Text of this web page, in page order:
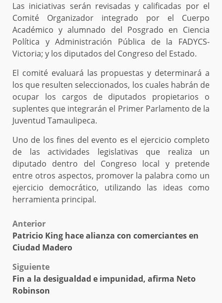
Las iniciativas serán revisadas y calificadas por el
Comité Organizador integrado por el Cuerpo
Académico y alumnado del Posgrado en Ciencia
Política y Administración Pública de la FADYCS-
Victoria; y los diputados del Congreso del Estado.
El comité evaluará las propuestas y determinará a
los que resulten seleccionados, los cuales habrán de
ocupar los cargos de diputados propietarios o
suplentes que integrarán el Primer Parlamento de la
Juventud Tamaulipeca.
Uno de los fines del evento es el ejercicio completo
de las actividades legislativas que realiza un
diputado dentro del Congreso local y pretende
entre otros aspectos, promover la palabra como un
ejercicio democrático, utilizando las ideas como
herramienta principal.
Post
navigation
Anterior
Patricio King hace alianza con comerciantes en
Ciudad Madero
Siguiente
Fin a la desigualdad e impunidad, afirma Neto
Robinson